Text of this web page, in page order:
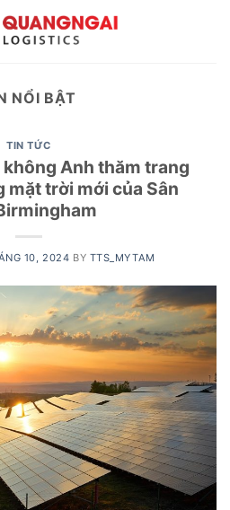
NỔI BẬT
TIN TỨC
Anh thăm trang
mặt trời mới của Sân
10, 2024 BY TTS_MYTAM